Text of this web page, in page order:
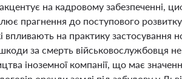
на кадровому забезпеченні,
прагнення до поступового
впливають на практику
за смерть військовослужбовця
іноземної компанії, що має